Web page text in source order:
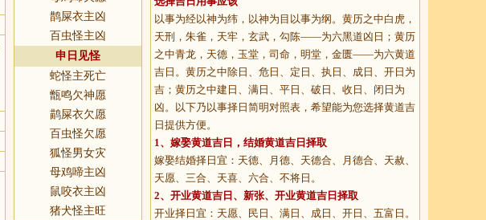
鹊屎衣主凶
百虫怪主凶
申日见怪
蛇怪主死亡
甑鸣欠神愿
鹋屎衣欠愿
百虫怪欠愿
狐怪男女灾
母鸡啼主凶
鼠咬衣主凶
猪犬怪主旺
以事为经以神为纬，以神为目以事为纲。黄历之中白虎，
天刑，朱雀，天牢，玄武，勾陈——为六黑道凶日；黄历
之中青龙，天德，玉堂，司命，明堂，金匮——为六黄道
吉日。黄历之中除日、危日、定日、执日、成日、开日为
吉；黄历之中建日、满日、平日、破日、收日、闭日为
凶。以下乃以事择日简明对照表，希望能为您选择黄道吉
日提供方便。
1、 嫁娶黄道吉日 ，结婚黄道吉日择取
嫁娶结婚择日宜：天德、月德、天德合、月德合、天赦、
天愿、三合、天喜、六合、不将日。
2、 开业黄道吉日 、新张、开业黄道吉日择取
开业择日宜：天愿、民日、满日、成日、开日、五富日。